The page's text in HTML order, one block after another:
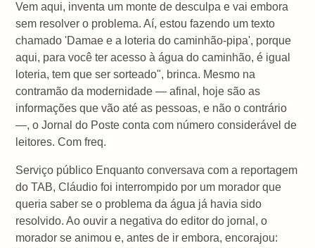
Vem aqui, inventa um monte de desculpa e vai embora
sem resolver o problema. Aí, estou fazendo um texto
chamado 'Damae e a loteria do caminhão-pipa', porque
aqui, para você ter acesso à água do caminhão, é igual
loteria, tem que ser sorteado", brinca. Mesmo na
contramão da modernidade — afinal, hoje são as
informações que vão até as pessoas, e não o contrário
—, o Jornal do Poste conta com número considerável de
leitores. Com freq.
Serviço público Enquanto conversava com a reportagem
do TAB, Cláudio foi interrompido por um morador que
queria saber se o problema da água já havia sido
resolvido. Ao ouvir a negativa do editor do jornal, o
morador se animou e, antes de ir embora, encorajou: